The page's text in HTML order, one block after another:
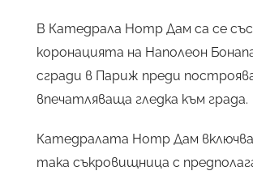
В Катедрала Нотр Дам са се
коронацията на Наполеон
сгради в Париж преди
впечатляваща гледка към града.
Катедралата Нотр Дам
така съкровищница с